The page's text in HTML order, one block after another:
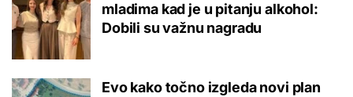
mladima kad je u pitanju alkohol:
Dobili su važnu nagradu
Evo kako točno izgleda novi plan